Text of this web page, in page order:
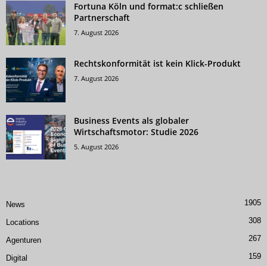
Fortuna Köln und format:c schließen
Partnerschaft
7. August 2026
Rechtskonformität ist kein Klick-Produkt
7. August 2026
Business Events als globaler
Wirtschaftsmotor: Studie 2026
5. August 2026
News 1905
Locations 308
Agenturen 267
Digital 159